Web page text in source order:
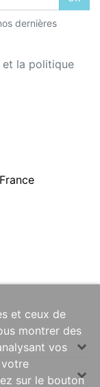
dernières
et la politique
et ceux de
montrer des
vos
sur le bouton